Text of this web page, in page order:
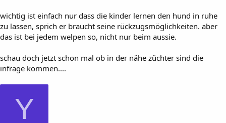
wichtig ist einfach nur dass die kinder lernen den hund in ruhe
zu lassen, sprich er braucht seine rückzugsmöglichkeiten. aber
das ist bei jedem welpen so, nicht nur beim aussie.
schau doch jetzt schon mal ob in der nähe züchter sind die
infrage kommen....
Y